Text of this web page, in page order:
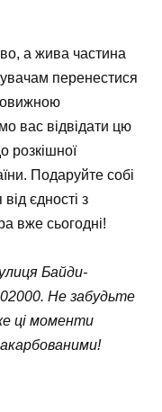
а жива частина
перенестися
вас відвідати цю
розкішної
Подаруйте собі
єдності з
вже сьогодні!
Байди-
Не забудьте
ці моменти